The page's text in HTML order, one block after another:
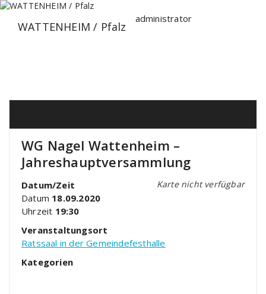
Zum
springenWATTENHEIM / Pfalz
administrator
WG Nagel Wattenheim –
Jahreshauptversammlung
Karte nicht verfügbar
Datum/Zeit
Datum 18.09.2020
Uhrzeit 19:30
Veranstaltungsort
Ratssaal in der Gemeindefesthalle
Kategorien